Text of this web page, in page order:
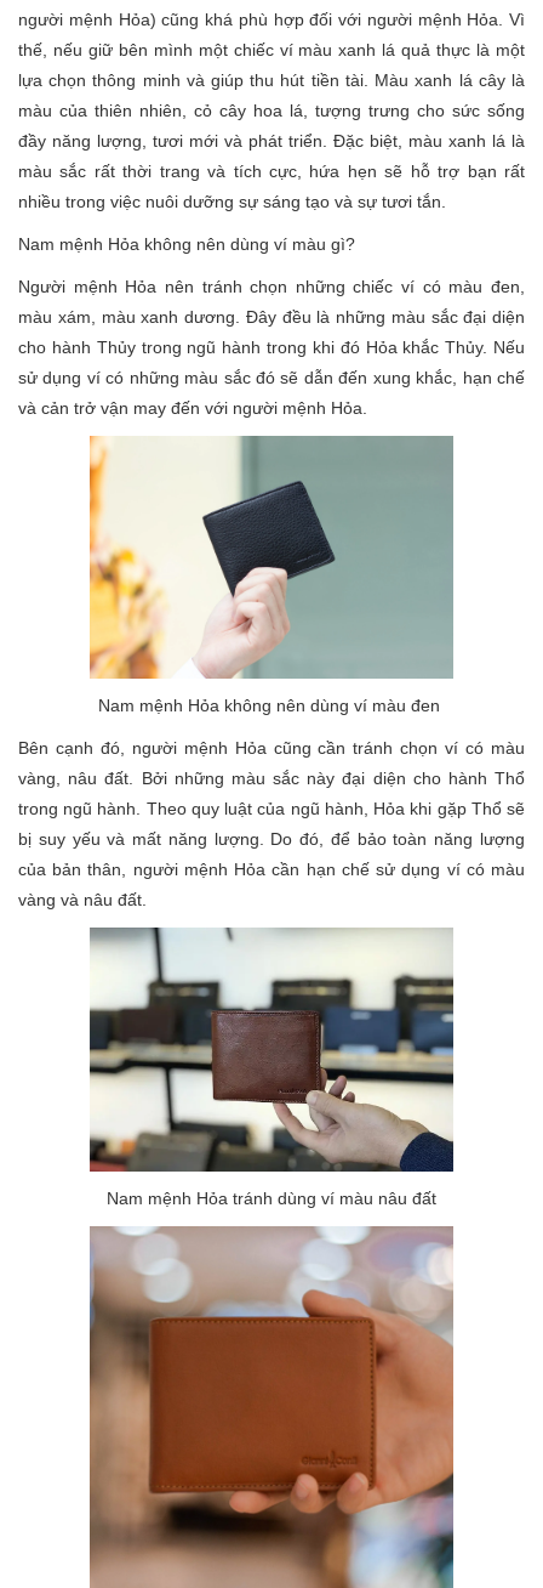
người mệnh Hỏa) cũng khá phù hợp đối với người mệnh Hỏa. Vì
thế, nếu giữ bên mình một chiếc ví màu xanh lá quả thực là một
lựa chọn thông minh và giúp thu hút tiền tài. Màu xanh lá cây là
màu của thiên nhiên, cỏ cây hoa lá, tượng trưng cho sức sống
đầy năng lượng, tươi mới và phát triển. Đặc biệt, màu xanh lá là
màu sắc rất thời trang và tích cực, hứa hẹn sẽ hỗ trợ bạn rất
nhiều trong việc nuôi dưỡng sự sáng tạo và sự tươi tắn.
Nam mệnh Hỏa không nên dùng ví màu gì?
Người mệnh Hỏa nên tránh chọn những chiếc ví có màu đen,
màu xám, màu xanh dương. Đây đều là những màu sắc đại diện
cho hành Thủy trong ngũ hành trong khi đó Hỏa khắc Thủy. Nếu
sử dụng ví có những màu sắc đó sẽ dẫn đến xung khắc, hạn chế
và cản trở vận may đến với người mệnh Hỏa.
Nam mệnh Hỏa không nên dùng ví màu đen
Bên cạnh đó, người mệnh Hỏa cũng cần tránh chọn ví có màu
vàng, nâu đất. Bởi những màu sắc này đại diện cho hành Thổ
trong ngũ hành. Theo quy luật của ngũ hành, Hỏa khi gặp Thổ sẽ
bị suy yếu và mất năng lượng. Do đó, để bảo toàn năng lượng
của bản thân, người mệnh Hỏa cần hạn chế sử dụng ví có màu
vàng và nâu đất.
Nam mệnh Hỏa tránh dùng ví màu nâu đất